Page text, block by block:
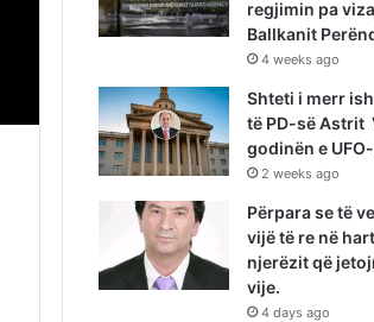
regjimin pa
Ballkanit
4 weeks ago
Shteti i merr
të PD-së Astrit
godinën e
2 weeks ago
Përpara se të
vijë të re në
njerëzit që
vije.
4 days ago